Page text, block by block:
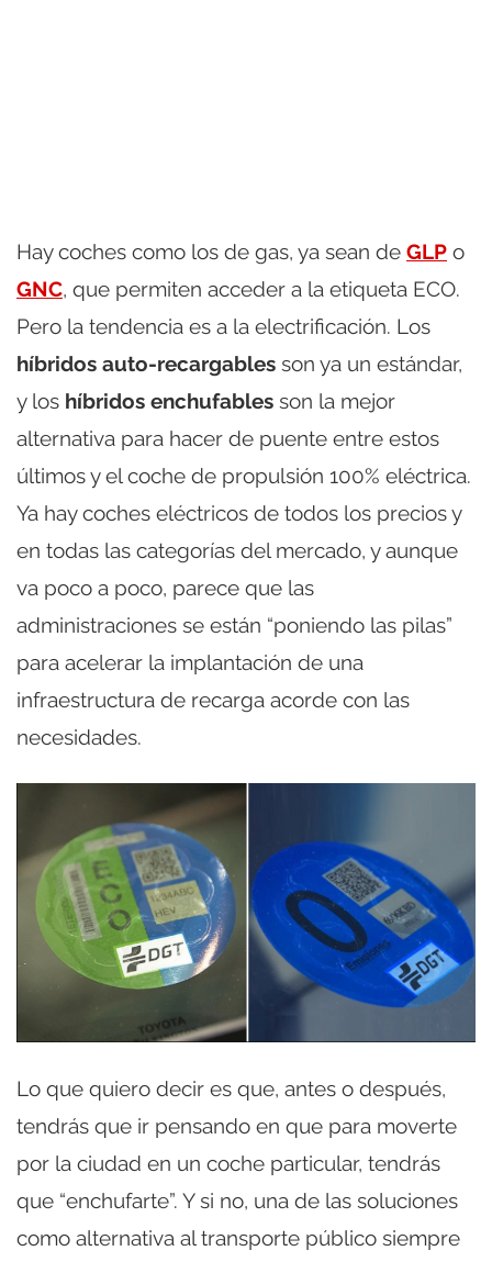
Hay coches como los de gas, ya sean de GLP o
GNC, que permiten acceder a la etiqueta ECO.
Pero la tendencia es a la electrificación. Los
híbridos auto-recargables son ya un estándar,
y los híbridos enchufables son la mejor
alternativa para hacer de puente entre estos
últimos y el coche de propulsión 100% eléctrica.
Ya hay coches eléctricos de todos los precios y
en todas las categorías del mercado, y aunque
va poco a poco, parece que las
administraciones se están “poniendo las pilas”
para acelerar la implantación de una
infraestructura de recarga acorde con las
necesidades.
Lo que quiero decir es que, antes o después,
tendrás que ir pensando en que para moverte
por la ciudad en un coche particular, tendrás
que “enchufarte”. Y si no, una de las soluciones
como alternativa al transporte público siempre